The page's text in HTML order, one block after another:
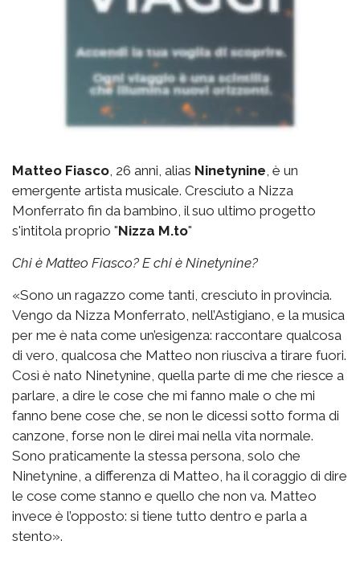
Matteo Fiasco , 26 anni, alias Ninetynine , è un
emergente artista musicale. Cresciuto a Nizza
Monferrato fin da bambino, il suo ultimo progetto
s'intitola proprio "Nizza M.to"
Chi è Matteo Fiasco? E chi è Ninetynine?
«Sono un ragazzo come tanti, cresciuto in provincia.
Vengo da Nizza Monferrato, nell’Astigiano, e la musica
per me è nata come un’esigenza: raccontare qualcosa
di vero, qualcosa che Matteo non riusciva a tirare fuori.
Così è nato Ninetynine, quella parte di me che riesce a
parlare, a dire le cose che mi fanno male o che mi
fanno bene cose che, se non le dicessi sotto forma di
canzone, forse non le direi mai nella vita normale.
Sono praticamente la stessa persona, solo che
Ninetynine, a differenza di Matteo, ha il coraggio di dire
le cose come stanno e quello che non va. Matteo
invece è l’opposto: si tiene tutto dentro e parla a
stento».